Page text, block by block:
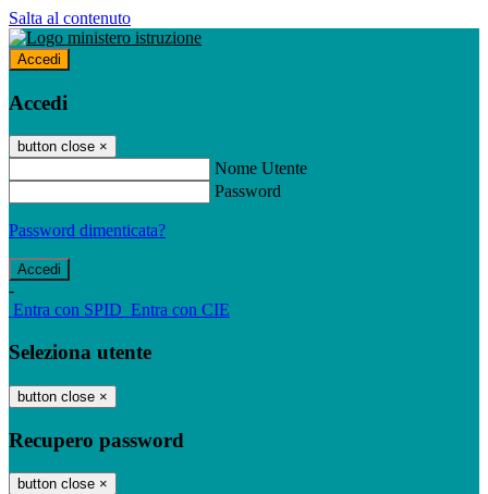
Salta al contenuto
Accedi
Accedi
button close ×
Nome Utente
Password
Password dimenticata?
-
Entra con SPID Entra con CIE
Seleziona utente
button close ×
Recupero password
button close ×